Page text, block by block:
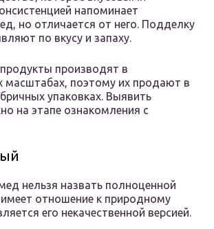
напоминает
но отличается от него. Подделку
по вкусу и запаху.
производят в
поэтому их продают в
упаковках. Выявить
на этапе ознакомления с
нельзя назвать полноценной
отношение к природному
его некачественной версией.